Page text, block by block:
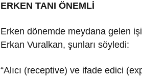
ERKEN TANI ÖNEMLİ
Erken dönemde meydana gelen
Erkan Vuralkan, şunları söyledi:
“Alıcı (receptive) ve ifade edici